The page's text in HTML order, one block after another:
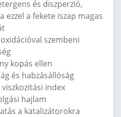
és diszperzió,
ezzel a fekete iszap magas
szembeni
kopás ellen
és habzásállóság
index
hajlam
a katalizátorokra